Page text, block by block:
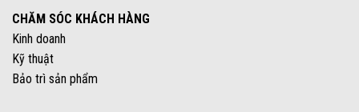
CHĂM SÓC KHÁCH HÀNG
Kinh doanh
Kỹ thuật
Bảo trì sản phẩm